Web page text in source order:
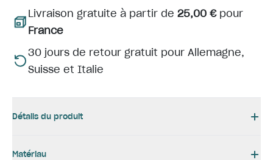
Livraison gratuite à partir de 25,00 €pour
France
30 jours de retour gratuit pour Allemagne,
Suisse et Italie
Détails du produit
Matériau